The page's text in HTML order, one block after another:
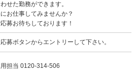
せた勤務ができます。
お仕事してみませんか？
募お待ちしております！
募ボタンからエントリーして下さい。
担当 0120-314-506